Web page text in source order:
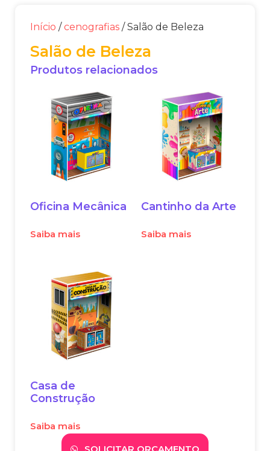
Início /cenografias / Salão de Beleza
Salão de Beleza
Produtos relacionados
Oficina Mecânica
Saiba mais
Cantinho da Arte
Saiba mais
Casa de
Construção
Saiba mais